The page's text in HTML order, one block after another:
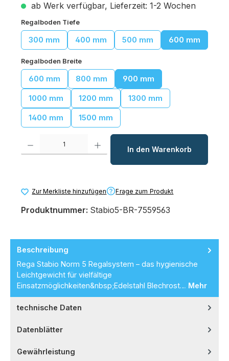
ab Werk verfügbar, Lieferzeit: 1-2 Wochen
Regalboden Tiefeauswählen
300 mm 400 mm 500 mm 600 mm
Regalboden Breiteauswählen
600 mm 800 mm
900 mm
1000 mm
1200 mm
1300 mm
1400 mm
1500 mm
Produkt Anzahl: Gib den gewünschten Wert ein oder benutze die
In den Warenkorb
Zur Merkliste hinzufügen Frage zum Produkt
Produktnummer: Stabio5-BR-7559563
Beschreibung
Rega Stabio Norm 5 Regalsystem – das hygienische
Leichtgewicht für vielfältige
Einsatzmöglichkeiten&nbsp;Edelstahl Blechrost… Mehr
technische Daten
Datenblätter
Gewährleistung